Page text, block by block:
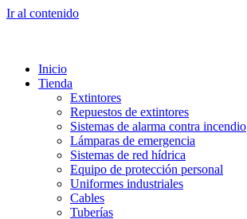
Ir al contenido
Inicio
Tienda
Extintores
Repuestos de extintores
Sistemas de alarma contra incendio
Lámparas de emergencia
Sistemas de red hídrica
Equipo de protección personal
Uniformes industriales
Cables
Tuberías